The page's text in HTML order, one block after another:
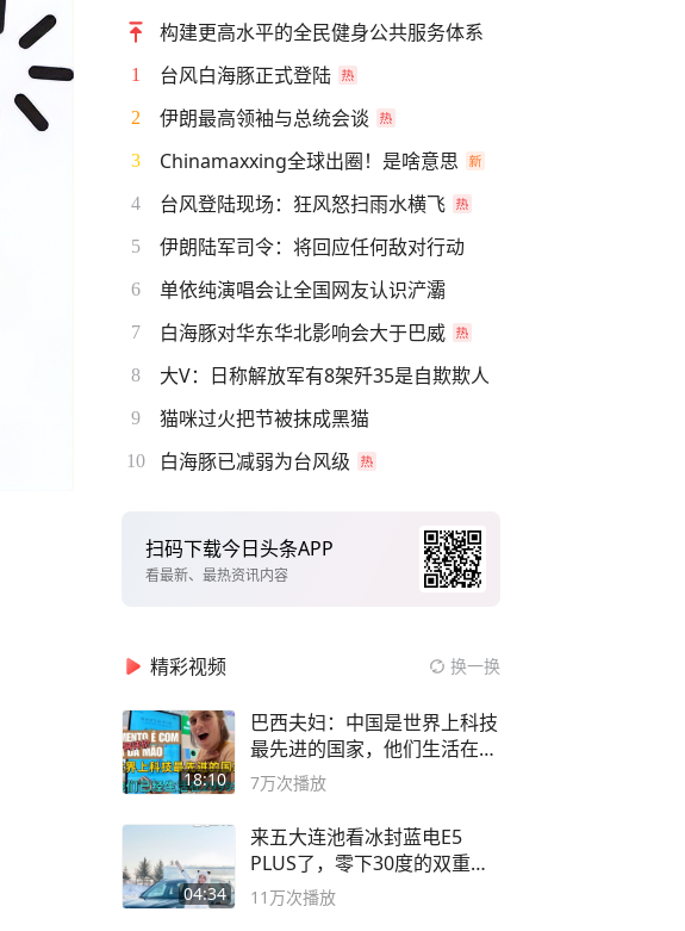
构建更高水平的全民健身公共服务体系
1 台风白海豚正式登陆
2 伊朗最高领袖与总统会谈
3 Chinamaxxing全球出圈！是啥意思
4 台风登陆现场：狂风怒扫雨水横飞
5 伊朗陆军司令：将回应任何敌对行动
6 单依纯演唱会让全国网友认识浐灞
7 白海豚对华东华北影响会大于巴威
8 大V：日称解放军有8架歼35是自欺欺人
9 猫咪过火把节被抹成黑猫
10 白海豚已减弱为台风级
扫码下载今日头条APP
看最新、最热资讯内容
精彩视频 换一换
18:10
巴西夫妇：中国是世界上科技
最先进的国家，他们生活在
2999年
7万次播放
04:34
来五大连池看冰封蓝电E5
PLUS了，零下30度的双重冰
封40小时全录
11万次播放